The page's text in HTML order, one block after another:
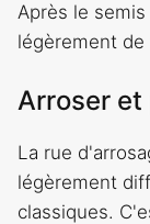
Après le
légèrement
Arroser et
La rue
légèrement
classiques.